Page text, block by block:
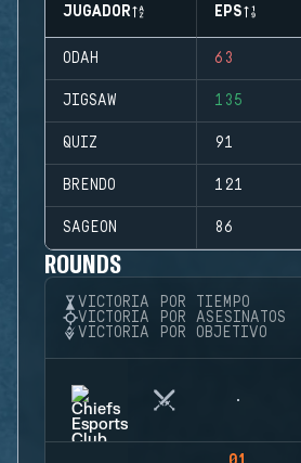
JUGADOR EPS
ODAH 63
JIGSAW 135
QUIZ 91
BRENDO 121
SAGEON 86
ROUNDS
VICTORIA POR TIEMPO
VICTORIA POR ASESINATOS
VICTORIA POR OBJETIVO